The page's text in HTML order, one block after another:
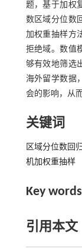
题，基于加权
数区域分位数
加权重抽样方
拒绝域。数值
够有效地筛选
海外留学数据
会的影响，从
关键词
区域分位数回
机加权重抽样
Key words
引用本文